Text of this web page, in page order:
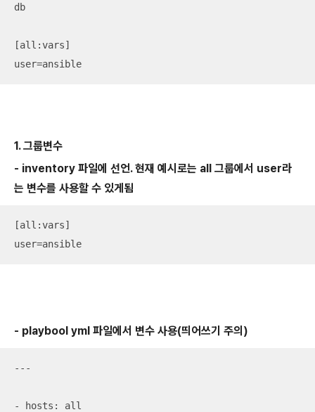
db
[all:vars]
user=ansible
1. 그룹변수
- inventory 파일에 선언. 현재 예시로는 all 그룹에서 user라
는 변수를 사용할 수 있게됨
[all:vars]
user=ansible
- playbool yml 파일에서 변수 사용(띄어쓰기 주의)
---
- hosts: all